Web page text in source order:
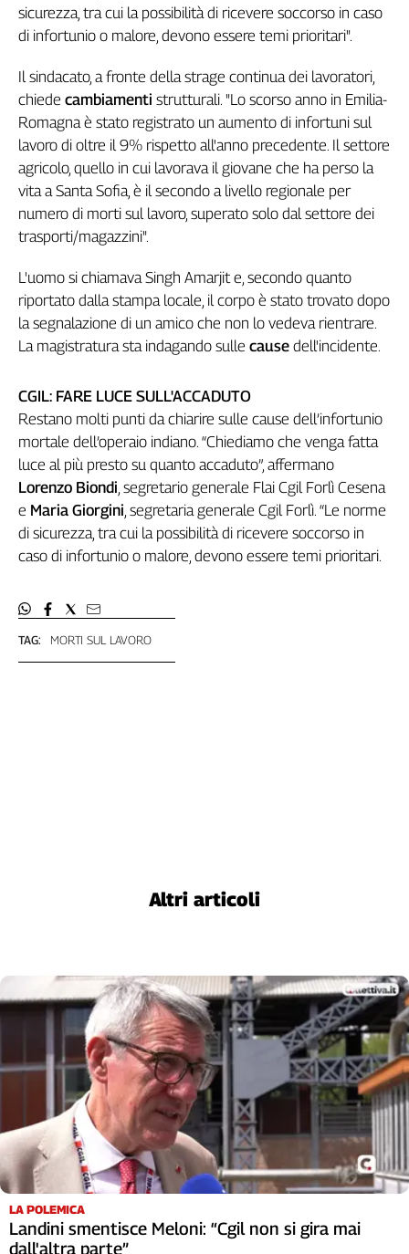
G8
di
Genova,
sangue
della
ragione
120
anni
Cgil
Collettiva
Academy
Play
Rubriche
Collettiva
Talk
settimana
Collettiva
Girasoli
Il
Sassolino
Linea
Economica
Tech
Abruzzo-
Basilicata
Emilia-
Romagna
Friuli
Venezia
Giulia
Lazio
TAG: MORTI SUL LAVORO
sicurezza, tra cui la possibilità di ricevere soccorso in caso
di infortunio o malore, devono essere temi prioritari".
Il sindacato, a fronte della strage continua dei lavoratori,
chiede cambiamenti strutturali. "Lo scorso anno in Emilia-
Romagna è stato registrato un aumento di infortuni sul
lavoro di oltre il 9% rispetto all'anno precedente. Il settore
agricolo, quello in cui lavorava il giovane che ha perso la
vita a Santa Sofia, è il secondo a livello regionale per
numero di morti sul lavoro, superato solo dal settore dei
trasporti/magazzini".
L'uomo si chiamava Singh Amarjit e, secondo quanto
riportato dalla stampa locale, il corpo è stato trovato dopo
la segnalazione di un amico che non lo vedeva rientrare.
La magistratura sta indagando sulle cause dell'incidente.
CGIL: FARE LUCE SULL'ACCADUTO
Restano molti punti da chiarire sulle cause dell’infortunio
mortale dell’operaio indiano. “Chiediamo che venga fatta
luce al più presto su quanto accaduto”, affermano
Lorenzo Biondi, segretario generale Flai Cgil Forlì Cesena
e Maria Giorgini, segretaria generale Cgil Forlì. “Le norme
di sicurezza, tra cui la possibilità di ricevere soccorso in
caso di infortunio o malore, devono essere temi prioritari.
Altri articoli
LA POLEMICA
Landini smentisce Meloni: “Cgil non si gira mai
dall'altra parte”